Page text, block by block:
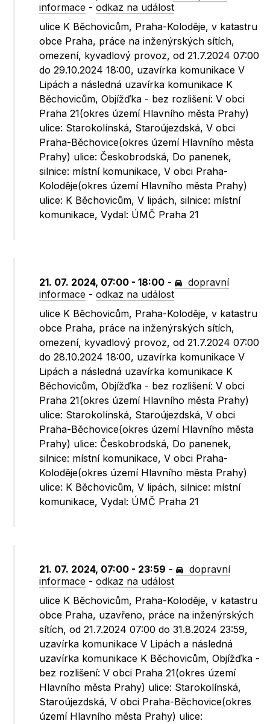
informace -odkaz na událost
ulice K Běchovicům, Praha-Koloděje, v katastru
obce Praha, práce na inženýrských sítích,
omezení, kyvadlový provoz, od 21.7.2024 07:00
do 29.10.2024 18:00, uzavírka komunikace V
Lipách a následná uzavírka komunikace K
Běchovicům, Objížďka - bez rozlišení: V obci
Praha 21(okres území Hlavního města Prahy)
ulice: Starokolínská, Staroújezdská, V obci
Praha-Běchovice(okres území Hlavního města
Prahy) ulice: Českobrodská, Do panenek,
silnice: místní komunikace, V obci Praha-
Koloděje(okres území Hlavního města Prahy)
ulice: K Běchovicům, V lipách, silnice: místní
komunikace, Vydal: ÚMČ Praha 21
21. 07. 2024, 07:00 - 18:00 -
dopravní
informace -odkaz na událost
ulice K Běchovicům, Praha-Koloděje, v katastru
obce Praha, práce na inženýrských sítích,
omezení, kyvadlový provoz, od 21.7.2024 07:00
do 28.10.2024 18:00, uzavírka komunikace V
Lipách a následná uzavírka komunikace K
Běchovicům, Objížďka - bez rozlišení: V obci
Praha 21(okres území Hlavního města Prahy)
ulice: Starokolínská, Staroújezdská, V obci
Praha-Běchovice(okres území Hlavního města
Prahy) ulice: Českobrodská, Do panenek,
silnice: místní komunikace, V obci Praha-
Koloděje(okres území Hlavního města Prahy)
ulice: K Běchovicům, V lipách, silnice: místní
komunikace, Vydal: ÚMČ Praha 21
21. 07. 2024, 07:00 - 23:59 -
dopravní
informace -odkaz na událost
ulice K Běchovicům, Praha-Koloděje, v katastru
obce Praha, uzavřeno, práce na inženýrských
sítích, od 21.7.2024 07:00 do 31.8.2024 23:59,
uzavírka komunikace V Lipách a následná
uzavírka komunikace K Běchovicům, Objížďka -
bez rozlišení: V obci Praha 21(okres území
Hlavního města Prahy) ulice: Starokolínská,
Staroújezdská, V obci Praha-Běchovice(okres
území Hlavního města Prahy) ulice: